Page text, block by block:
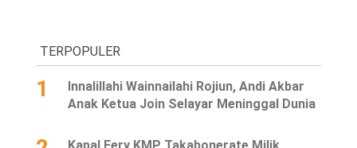
TERPOPULER
1
Innalillahi Wainnailahi Rojiun, Andi Akbar
Anak Ketua Join Selayar Meninggal Dunia